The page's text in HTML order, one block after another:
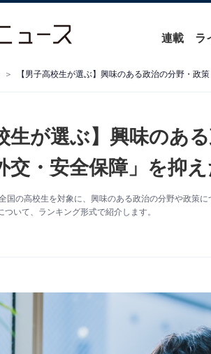
連載 ラ
【男子高校生が選ぶ】興味のある政治の分野・政
生が選ぶ】興味のあ
交・安全保障」を抑
国の高校生を対象に、興味のある政治の分野や政策
いて、ランキング形式で紹介します。